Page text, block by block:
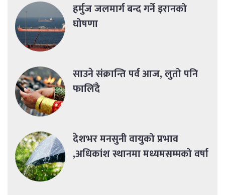
हर्मुज जलमार्ग बन्द गर्ने इरानको
घोषणा
साउने संक्रान्ति पर्व आज, लुतो पनि
फालिँदै
देशभर मनसुनी वायुको प्रभाव
,अधिकांश स्थानमा मध्यमसम्मको वर्षा